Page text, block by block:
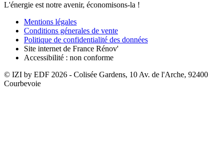
L'énergie est notre avenir, économisons-la !
Mentions légales
Conditions génerales de vente
Politique de confidentialité des données
Site internet de France Rénov'
Accessibilité : non conforme
© IZI by EDF 2026 - Colisée Gardens, 10 Av. de l'Arche, 92400
Courbevoie